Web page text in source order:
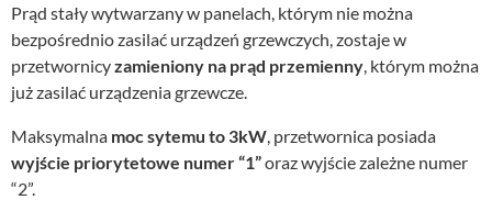
Prąd stały wytwarzany w panelach, którym nie można
bezpośrednio zasilać urządzeń grzewczych, zostaje w
przetwornicyzamieniony na prąd przemienny , którym można
już zasilać urządzenia grzewcze.
Maksymalna moc sytemu to 3kW , przetwornica posiada
wyjście priorytetowe numer “1”oraz wyjście zależne numer
“2”.